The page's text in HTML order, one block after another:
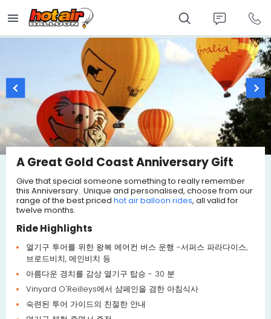
main
content
A Great Gold Coast Anniversary Gift
Give that special someone something to really remember
this Anniversary. Unique and personalised, choose from our
range of the best pricedhot air balloon rides, all valid for
twelve months.
Ride Highlights
열기구 투어를 위한 왕복 에어컨 버스 운행 -서퍼스 파라다이스,
브로드비치, 메인비치 등
아름다운 경치를 감상 열기구 탑승 - 30 분
Vinyard O'Reilleys에서 샴페인을 겸한 아침식사
숙련된 투어 가이드의 친절한 안내